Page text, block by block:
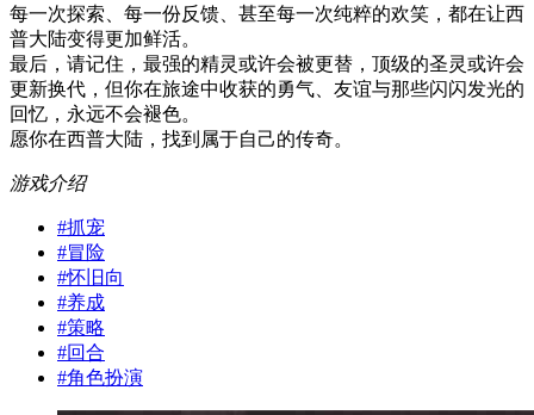
每一次探索、每一份反馈、甚至每一次纯粹的欢笑，都在让西
普大陆变得更加鲜活。
最后，请记住，最强的精灵或许会被更替，顶级的圣灵或许会
更新换代，但你在旅途中收获的勇气、友谊与那些闪闪发光的
回忆，永远不会褪色。
愿你在西普大陆，找到属于自己的传奇。
游戏介绍
#抓宠
#冒险
#怀旧向
#养成
#策略
#回合
#角色扮演